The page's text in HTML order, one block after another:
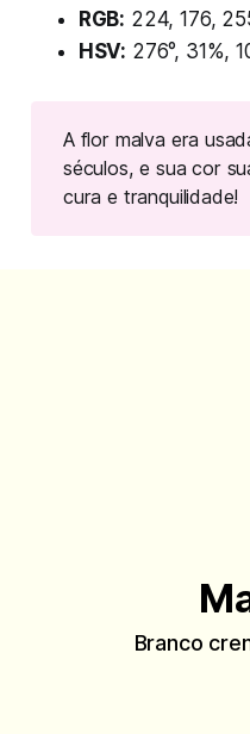
RGB: 224, 176,
HSV: 276°, 31%,
A flor malva era
séculos, e sua cor
cura e tranquilidade!
Branco